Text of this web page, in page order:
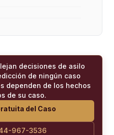
decisiones de asilo
de ningún caso
dependen de los hechos
de su caso.
del Caso
967-3536